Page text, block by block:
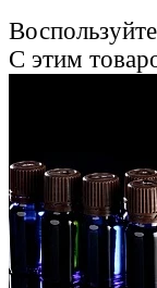
С этим